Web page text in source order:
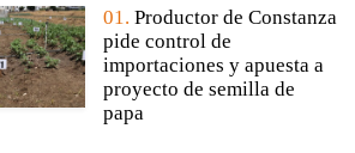
01. Productor de Constanza
pide control de
importaciones y apuesta a
proyecto de semilla de
papa